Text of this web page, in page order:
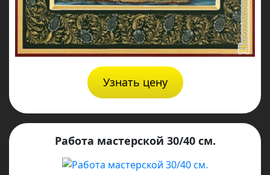
Узнать цену
Работа мастерской 30/40 см.